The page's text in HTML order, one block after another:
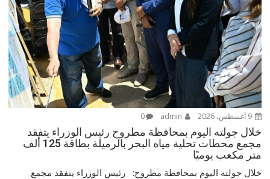
9 أغسطس، 2026 0
خلال جولته اليوم بمحافظة مطروح رئيس الوزراء يتفقد
مجمع محطات تحلية مياه البحر بالرميلة بطاقة 125 ألف
متر مكعب يوميًا
خلال جولته اليوم بمحافظة مطروح: رئيس الوزراء يتفقد مجمع